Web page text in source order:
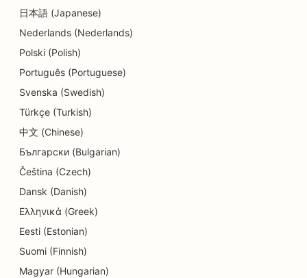
SEO per i negozi di dettagli
SEO per i clienti
SEO per le pasticcerie
SEO per i servizi educativi e di assistenza
all'infanzia
SEO per negozi di ciambelle
SEO per elettricisti
SEO per le tintorie
SEO per gli studi di ingegneria
日本語 (Japanese)
Nederlands (Nederlands)
Polski (Polish)
Português (Portuguese)
Svenska (Swedish)
Türkçe (Turkish)
中文 (Chinese)
Български (Bulgarian)
Čeština (Czech)
Dansk (Danish)
Ελληνικά (Greek)
Eesti (Estonian)
Suomi (Finnish)
Magyar (Hungarian)